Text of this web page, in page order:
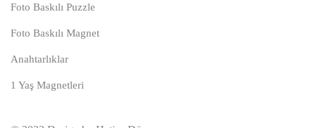
Foto Baskılı Puzzle
Foto Baskılı Magnet
Anahtarlıklar
1 Yaş Magnetleri